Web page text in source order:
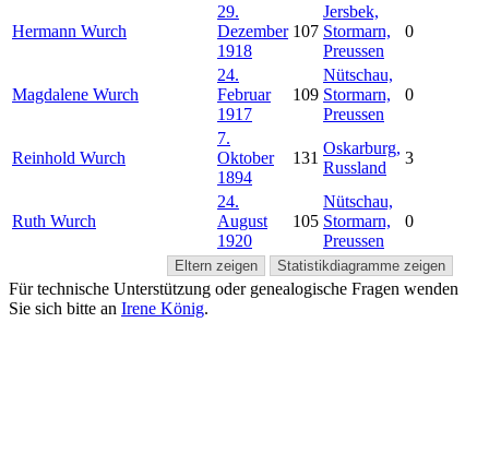
Eltern zeigen Statistikdiagramme zeigen
Hermann Wurch
29.
Dezember
1918
107
Jersbek,
Stormarn,
Preussen
0
Magdalene Wurch
24.
Februar
1917
109
Nütschau,
Stormarn,
Preussen
0
Reinhold Wurch
7.
Oktober
1894
131
Oskarburg,
Russland
3
Ruth Wurch
24.
August
1920
105
Nütschau,
Stormarn,
Preussen
0
Für technische Unterstützung oder genealogische Fragen wenden
Sie sich bitte an Irene König.